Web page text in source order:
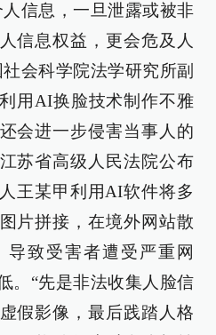
信息，一旦泄露或被非
信息权益，更会危及人
会科学院法学研究所副
用AI换脸技术制作不雅
会进一步侵害当事人的
苏省高级人民法院公布
王某甲利用AI软件将多
片拼接，在境外网站散
致受害者遭受严重网
。“先是非法收集人脸信
假影像，最后践踏人格